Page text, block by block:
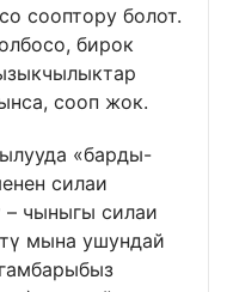
сооптору болот.
бирок
сооп жок.
«барды-
силаи
чыныгы силаи
мына ушундай